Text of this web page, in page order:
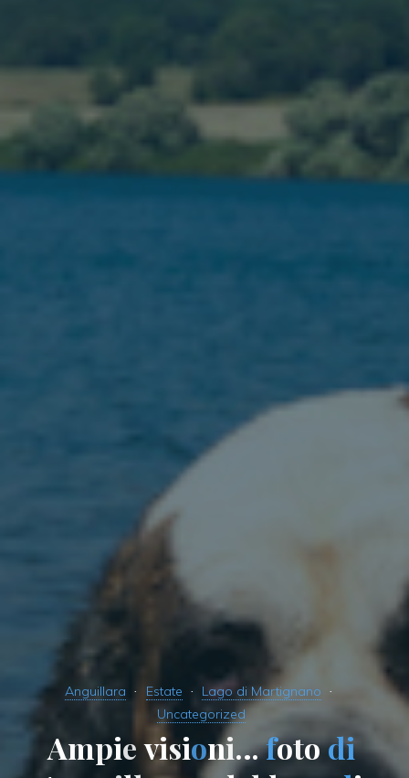
Anguillara Estate
Lago di Martignano
Uncategorized
Ampievisioni…fotodi